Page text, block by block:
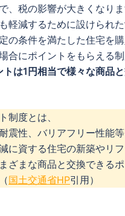
、税の影響が大きくなりま
軽減するために設けられ
の条件を満たした住宅を
合にポイントをもらえる制
は1円相当で様々な商品
制度とは、
震性、バリアフリー性能
に資する住宅の新築やリ
ざまな商品と交換できる
国土交通省HP引用）